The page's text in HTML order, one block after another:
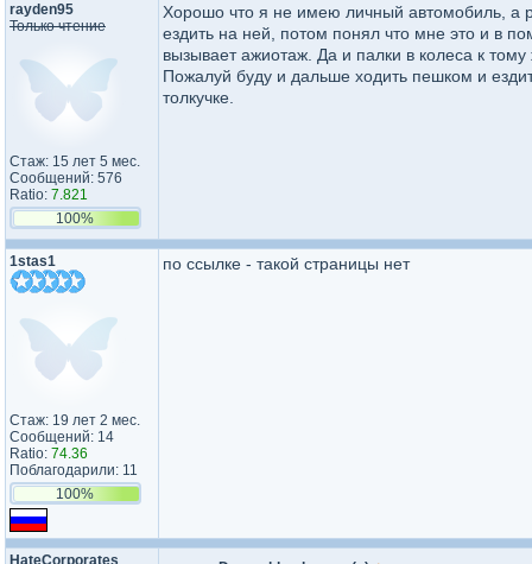
rayden95
Только чтение
Стаж: 15 лет 5 мес.
Сообщений: 576
Ratio: 7.821
100%
Хорошо что я не имею личный автомобиль, а
ездить на ней, потом понял что мне это и в
вызывает ажиотаж. Да и палки в колеса к
Пожалуй буду и дальше ходить пешком и
толкучке.
1stas1
Стаж: 19 лет 2 мес.
Сообщений: 14
Ratio: 74.36
Поблагодарили: 11
100%
по ссылке - такой страницы нет
HateCorporates